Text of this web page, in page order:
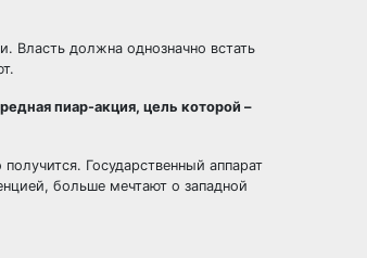
Власть должна однозначно встать
пиар-акция, цель которой –
Государственный аппарат
больше мечтают о западной